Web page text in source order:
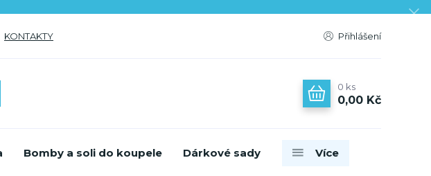
KONTAKTY Přihlášení
0 ks
0,00 Kč
Bomby a soli do koupele Dárkové sady Více